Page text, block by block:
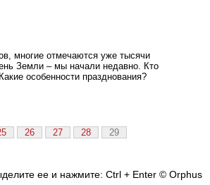
многие отмечаются уже тысячи
Земли – мы начали недавно. Кто
особенности празднования?
26 27 28 29
ее и нажмите: Ctrl + Enter © Orphus